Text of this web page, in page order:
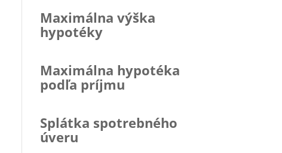
Maximálna výška
hypotéky
Maximálna hypotéka
podľa príjmu
Splátka spotrebného
úveru